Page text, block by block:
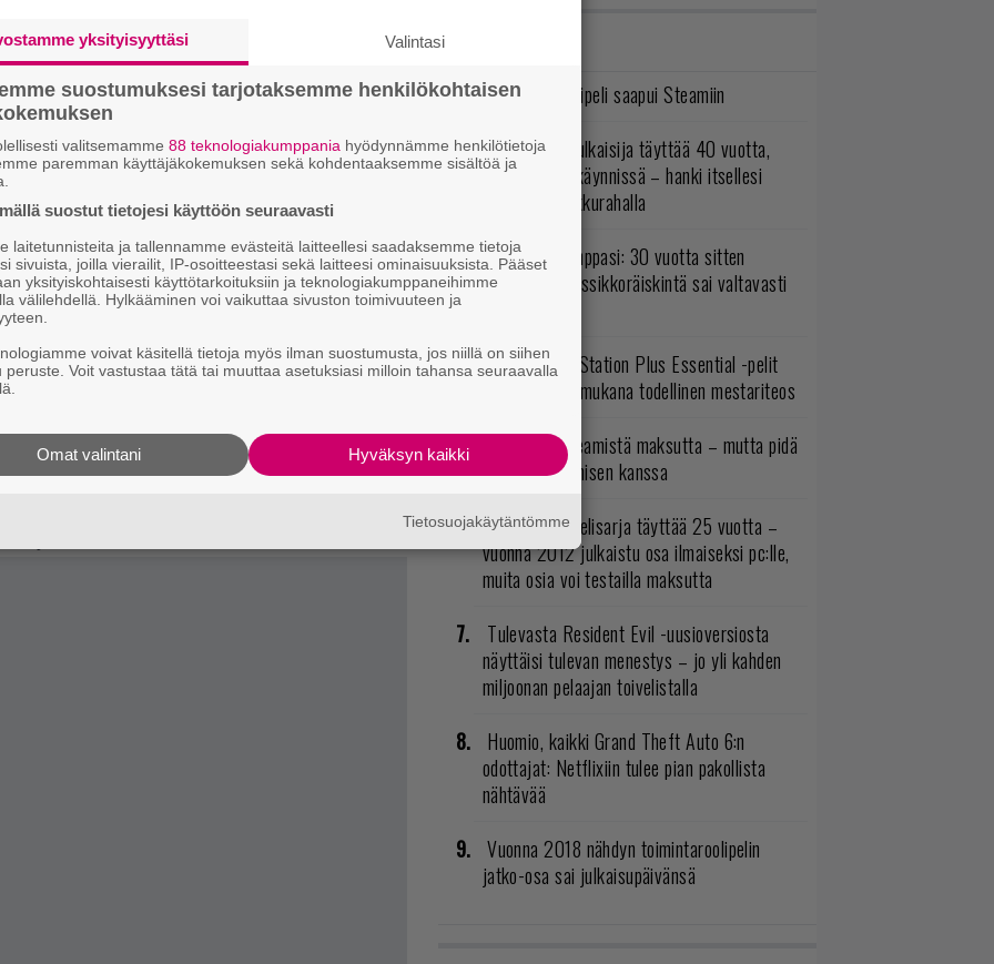
– fyysistä versiota kaipaaville todella huonoja
Campaign Evolvedsen sijaan sisältää
ilman sen kummoisempia kikkailuja.
keräilijöille, jotka pääsevät tahkoamaan ikonista
digitaaliset kauppapaikat jossain vaiheessa
5:lle.
Ubisoftin hittipeli saapui Steamiin
Rakastettu julkaisija täyttää 40 vuotta,
valtavat alet käynnissä – hanki itsellesi
klassikoita pikkurahalla
No johan pomppasi: 30 vuotta sitten
ilmestynyt klassikkoräiskintä sai valtavasti
Elokuun PlayStation Plus Essential -pelit
ilmestyivät – mukana todellinen mestariteos
Loistopeli Steamistä maksutta – mutta pidä
kiirettä lataamisen kanssa
Rakastettu pelisarja täyttää 25 vuotta –
vuonna 2012 julkaistu osa ilmaiseksi pc:lle,
muita osia voi testailla maksutta
Tulevasta Resident Evil -uusioversiosta
näyttäisi tulevan menestys – jo yli kahden
miljoonan pelaajan toivelistalla
Huomio, kaikki Grand Theft Auto 6:n
odottajat: Netflixiin tulee pian pakollista
nähtävää
Vuonna 2018 nähdyn toimintaroolipelin
jatko-osa sai julkaisupäivänsä
yksityisyyttäsi Valintasi
suostumuksesi tarjotaksemme henkilökohtaisen
valitsemamme 88 teknologiakumppania hyödynnämme henkilötietoja
paremman käyttäjäkokemuksen sekä kohdentaaksemme sisältöä ja
suostut tietojesi käyttöön seuraavasti
laitetunnisteita ja tallennamme evästeitä laitteellesi saadaksemme tietoja
sivuista, joilla vierailit, IP-osoitteestasi sekä laitteesi ominaisuuksista. Pääset
yksityiskohtaisesti käyttötarkoituksiin ja teknologiakumppaneihimme
välilehdellä. Hylkääminen voi vaikuttaa sivuston toimivuuteen ja
voivat käsitellä tietoja myös ilman suostumusta, jos niillä on siihen
peruste. Voit vastustaa tätä tai muuttaa asetuksiasi milloin tahansa seuraavalla
Hyväksyn kaikki
Omat valintani
Tietosuojakäytäntömme